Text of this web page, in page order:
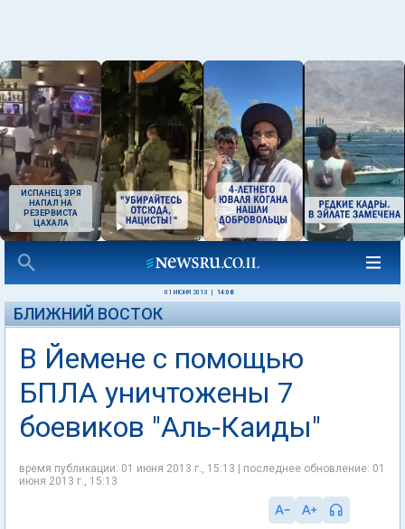
ИСПАНЕЦ ЗРЯ
НАПАЛ НА
РЕЗЕРВИСТА
ЦАХАЛА
01 ИЮНЯ 2013 14:08
БЛИЖНИЙ ВОСТОК
В Йемене с помощью
БПЛА уничтожены 7
боевиков "Аль-Каиды"
время публикации: 01 июня 2013 г., 15:13 | последнее обновление: 01
июня 2013 г., 15:13